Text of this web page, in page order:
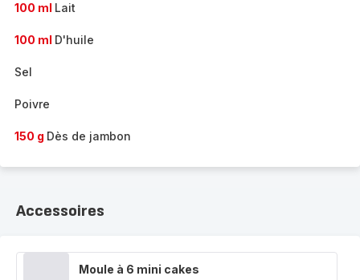
100 ml Lait
100 ml D'huile
Sel
Poivre
150 g Dès de jambon
Accessoires
Moule à 6 mini cakes